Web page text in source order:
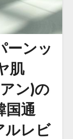
ーンッ
肌
ン)の
国通
ルレビ